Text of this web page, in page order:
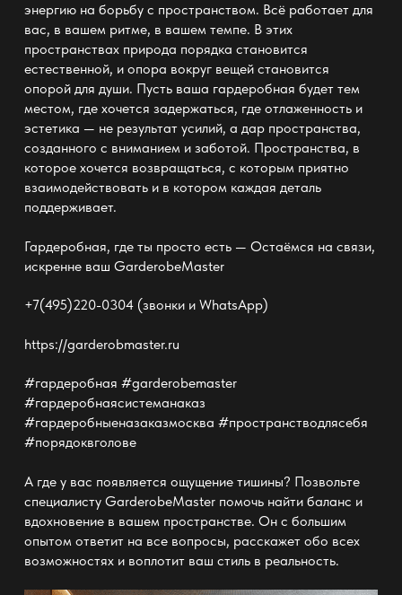
энергию на борьбу с пространством. Всё работает для
вас, в вашем ритме, в вашем темпе. В этих
пространствах природа порядка становится
естественной, и опора вокруг вещей становится
опорой для души. Пусть ваша гардеробная будет тем
местом, где хочется задержаться, где отлаженность и
эстетика — не результат усилий, а дар пространства,
созданного с вниманием и заботой. Пространства, в
которое хочется возвращаться, с которым приятно
взаимодействовать и в котором каждая деталь
поддерживает.
Гардеробная, где ты просто есть — Остаёмся на связи,
искренне ваш GarderobeMaster
+7(495)220-0304 (звонки и WhatsApp)
https://garderobmaster.ru
#гардеробная #garderobemaster
#гардеробнаясистеманаказ
#гардеробныеназаказмосква #пространстводлясебя
#порядоквголове
А где у вас появляется ощущение тишины? Позвольте
специалисту GarderobeMaster помочь найти баланс и
вдохновение в вашем пространстве. Он с большим
опытом ответит на все вопросы, расскажет обо всех
возможностях и воплотит ваш стиль в реальность.